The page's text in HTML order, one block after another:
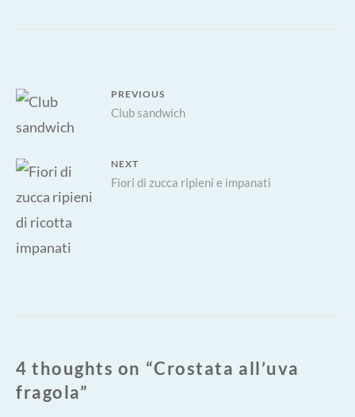
Navigazione
articoli
PREVIOUS
Club sandwich
NEXT
Fiori di zucca ripieni e impanati
4 thoughts on “Crostata all’uva
fragola”